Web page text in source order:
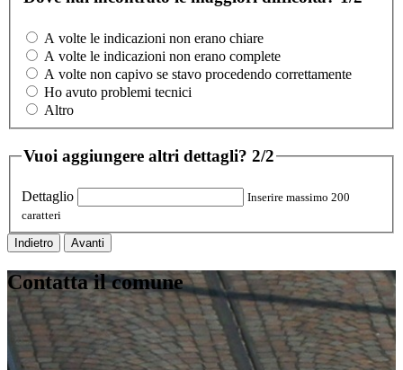
A volte le indicazioni non erano chiare
A volte le indicazioni non erano complete
A volte non capivo se stavo procedendo correttamente
Ho avuto problemi tecnici
Altro
Vuoi aggiungere altri dettagli? 2/2
Dettaglio
Inserire massimo 200
caratteri
Indietro Avanti
Contatta il comune